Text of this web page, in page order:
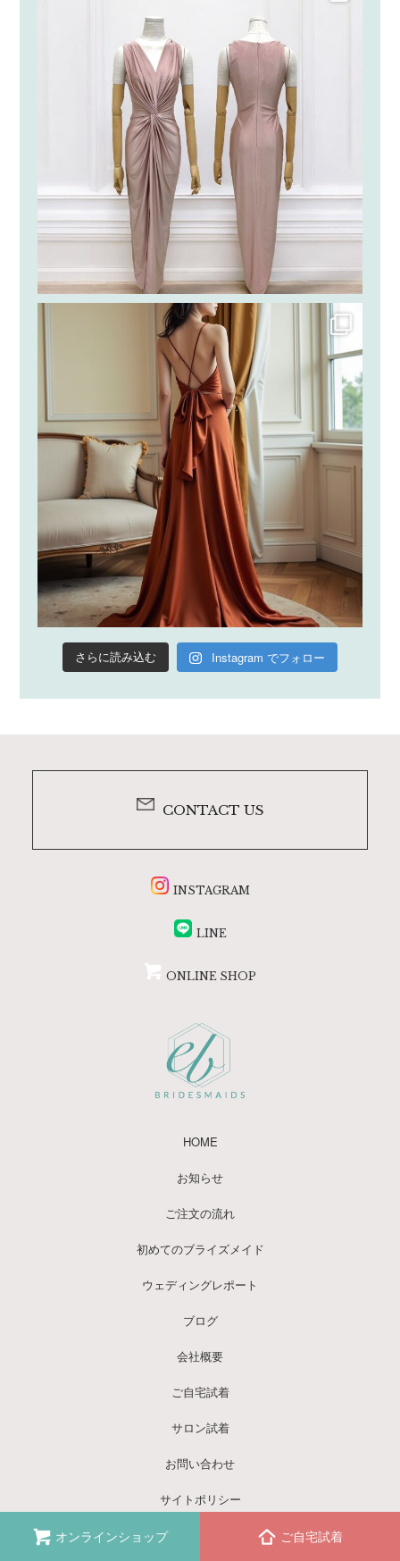
さらに読み込む Instagram でフォロー
CONTACT US
INSTAGRAM
LINE
ONLINE SHOP
HOME
お知らせ
ご注文の流れ
初めてのブライズメイド
ウェディングレポート
ブログ
会社概要
ご自宅試着
サロン試着
お問い合わせ
サイトポリシー
オンラインショップ ご自宅試着